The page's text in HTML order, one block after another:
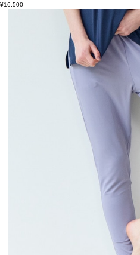
¥16,500